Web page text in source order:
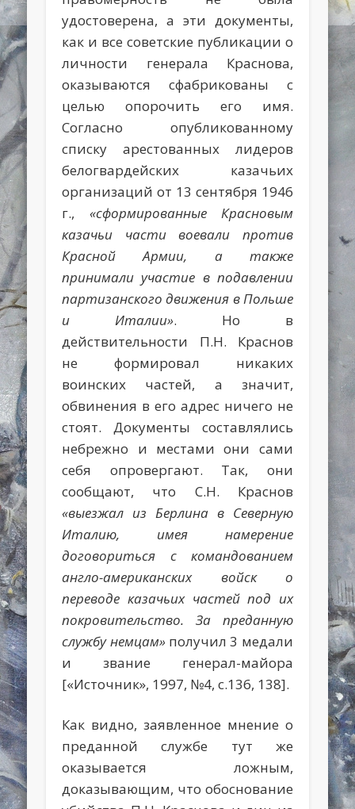
удостоверена, а эти документы,
как и все советские публикации о
личности генерала Краснова,
оказываются сфабрикованы с
целью опорочить его имя.
Согласно опубликованному
списку арестованных лидеров
белогвардейских казачьих
организаций от 13 сентября 1946
г., «сформированные Красновым
казачьи части воевали против
Красной Армии, а также
принимали участие в подавлении
партизанского движения в Польше
и Италии». Но в
действительности П.Н. Краснов
не формировал никаких
воинских частей, а значит,
обвинения в его адрес ничего не
стоят. Документы составлялись
небрежно и местами они сами
себя опровергают. Так, они
сообщают, что С.Н. Краснов
«выезжал из Берлина в Северную
Италию, имея намерение
договориться с командованием
англо-американских войск о
переводе казачьих частей под их
покровительство. За преданную
службу немцам»получил 3 медали
и звание генерал-майора
[«Источник», 1997, №4, с.136, 138].
Как видно, заявленное мнение о
преданной службе тут же
оказывается ложным,
доказывающим, что обоснование